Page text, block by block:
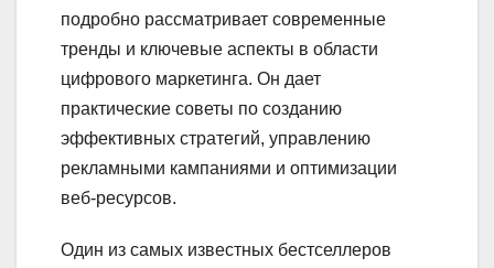
подробно рассматривает современные
тренды и ключевые аспекты в области
цифрового маркетинга. Он дает
практические советы по созданию
эффективных стратегий, управлению
рекламными кампаниями и оптимизации
веб-ресурсов.
Один из самых известных бестселлеров